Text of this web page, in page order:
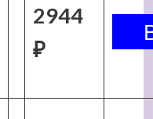
2944
₽